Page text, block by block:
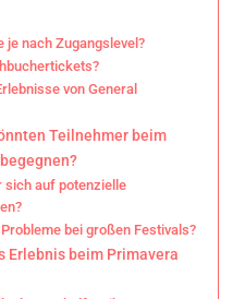
je nach Zugangslevel?
von General
Teilnehmer beim
sich auf potenzielle
bei großen Festivals?
Erlebnis beim Primavera